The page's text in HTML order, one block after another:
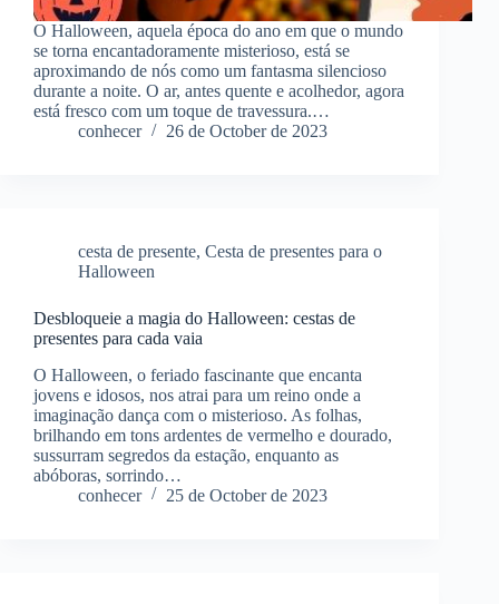
O Halloween, aquela época do ano em que o mundo
se torna encantadoramente misterioso, está se
aproximando de nós como um fantasma silencioso
durante a noite. O ar, antes quente e acolhedor, agora
está fresco com um toque de travessura.…
conhecer
26 de October de 2023
cesta de presente, Cesta de presentes para o
Halloween
Desbloqueie a magia do Halloween: cestas de
presentes para cada vaia
O Halloween, o feriado fascinante que encanta
jovens e idosos, nos atrai para um reino onde a
imaginação dança com o misterioso. As folhas,
brilhando em tons ardentes de vermelho e dourado,
sussurram segredos da estação, enquanto as
abóboras, sorrindo…
conhecer
25 de October de 2023